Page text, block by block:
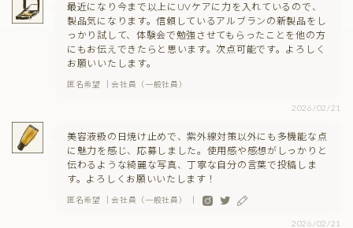
最近になり今まで以上にUVケアに力を入れているので、
製品気になります。信頼しているアルブランの新製品をし
っかり試して、体験会で勉強させてもらったことを他の方
にもお伝えできたらと思います。次点可能です。よろしく
お願いいたします。
匿名希望 ｜会社員（一般社員）
2026/02/21
美容液級の日焼け止めで、紫外線対策以外にも多機能な点
に魅力を感じ、応募しました。使用感や感想がしっかりと
伝わるような綺麗な写真、丁寧な自分の言葉で投稿しま
す。よろしくお願いいたします！
匿名希望 ｜会社員（一般社員） ｜
2026/02/21